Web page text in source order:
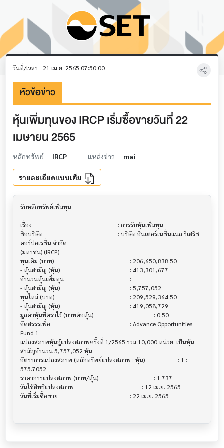
วันที่/เวลา 21 เม.ย. 2565 07:50:00
หัวข้อข่าว
หุ้นเพิ่มทุนของ IRCP เริ่มซื้อขายวันที่ 22
เมษายน 2565
หลักทรัพย์ IRCP แหล่งข่าว mai
รายละเอียดแบบเต็ม
รับหลักทรัพย์เพิ่มทุน
เรื่อง                                  			 : การรับหุ้นเพิ่มทุน
ชื่อบริษัท                               			 : บริษัท อินเตอร์เนชั่นแนล รีเสริช
คอร์ปอเรชั่น จำกัด
(มหาชน) (IRCP)
ทุนเดิม (บาท)                           			 : 206,650,838.50
- หุ้นสามัญ (หุ้น)                        			 : 413,301,677
จำนวนหุ้นเพิ่มทุน                          			 :
- หุ้นสามัญ (หุ้น)                        			 : 5,757,052
ทุนใหม่ (บาท)                           			 : 209,529,364.50
- หุ้นสามัญ (หุ้น)                        			 : 419,058,729
มูลค่าหุ้นที่ตราไว้ (บาทต่อหุ้น)                			 : 0.50
จัดสรรรเพื่อ                            			 : Advance Opportunities
Fund 1
แปลงสภาพหุ้นกู้แปลงสภาพครั้งที่ 1/2565 รวม 10,000 หน่วย  เป็นหุ้น
สามัญจำนวน 5,757,052 หุ้น
อัตราการแปลงสภาพ (หลักทรัพย์แปลงสภาพ : หุ้น) 			 : 1 :
575.7052
ราคาการแปลงสภาพ (บาท/หุ้น)              			 : 1.737
วันใช้สิทธิแปลงสภาพ                      			 : 12 เม.ย. 2565
วันที่เริ่มซื้อขาย                          			 : 22 เม.ย. 2565